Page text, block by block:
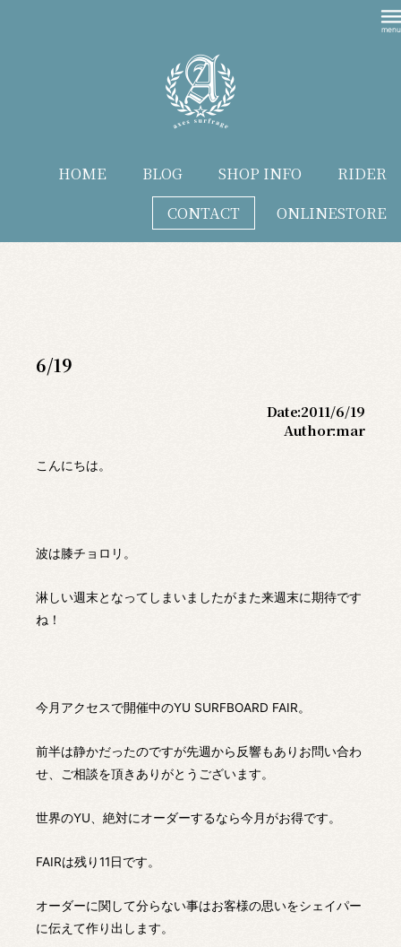
HOME BLOG SHOP INFO
RIDER
CONTACT
ONLINESTORE
6/19
Date:2011/6/19
Author:mar
こんにちは。
波は膝チョロリ。
淋しい週末となってしまいましたがまた来週末に期待です
ね！
今月アクセスで開催中のYU SURFBOARD FAIR。
前半は静かだったのですが先週から反響もありお問い合わ
せ、ご相談を頂きありがとうございます。
世界のYU、絶対にオーダーするなら今月がお得です。
FAIRは残り11日です。
オーダーに関して分らない事はお客様の思いをシェイパー
に伝えて作り出します。